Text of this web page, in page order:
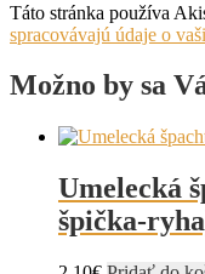
Táto stránka používa
spracovávajú údaje o
Možno by sa
Umelecká
špička-